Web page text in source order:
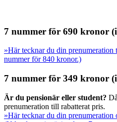
7 nummer för 690 kronor
»Här tecknar du din prenumeration
nummer för 840 kronor.)
7 nummer för 349 kronor
Är du pensionär eller student?
prenumeration till rabatterat pris.
»Här tecknar du din prenumeration